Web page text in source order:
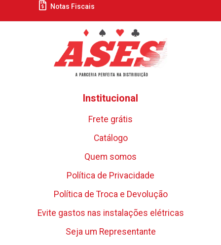
Notas Fiscais
Institucional
Frete grátis
Catálogo
Quem somos
Política de Privacidade
Política de Troca e Devolução
Evite gastos nas instalações elétricas
Seja um Representante